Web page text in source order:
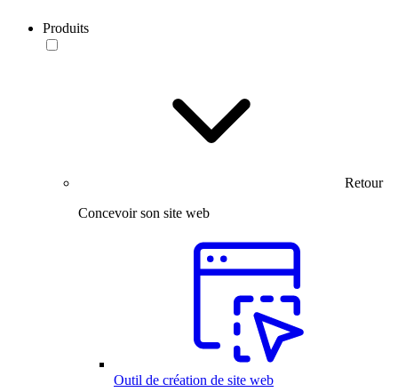
Produits
Retour
Concevoir son site web
Outil de création de site web